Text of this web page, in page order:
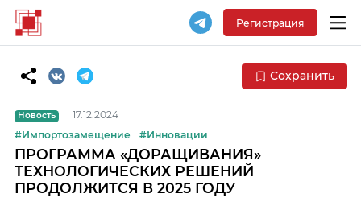
Регистрация
Сохранить
Новость
17.12.2024
#Импортозамещение
#Инновации
ПРОГРАММА «ДОРАЩИВАНИЯ»
ТЕХНОЛОГИЧЕСКИХ РЕШЕНИЙ
ПРОДОЛЖИТСЯ В 2025 ГОДУ